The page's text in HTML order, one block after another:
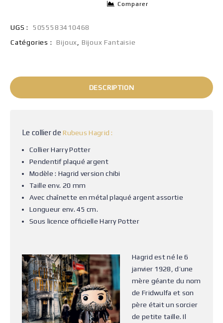
Comparer
UGS :
5055583410468
Catégories :
Bijoux Bijoux Fantaisie
DESCRIPTION
Le collier de Rubeus Hagrid :
Collier Harry Potter
Pendentif plaqué argent
Modèle : Hagrid version chibi
Taille env. 20 mm
Avec chaînette en métal plaqué argent assortie
Longueur env. 45 cm.
Sous licence officielle Harry Potter
Hagrid est né le 6
janvier 1928, d’une
mère géante du nom
de Fridwulfa et son
père était un sorcier
de petite taille. Il